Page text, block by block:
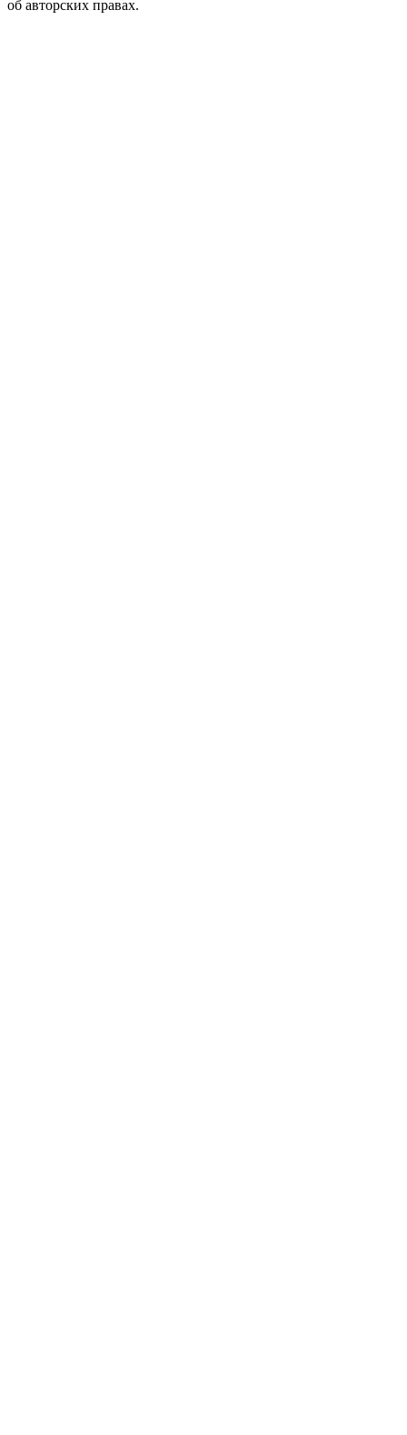
об авторских правах.